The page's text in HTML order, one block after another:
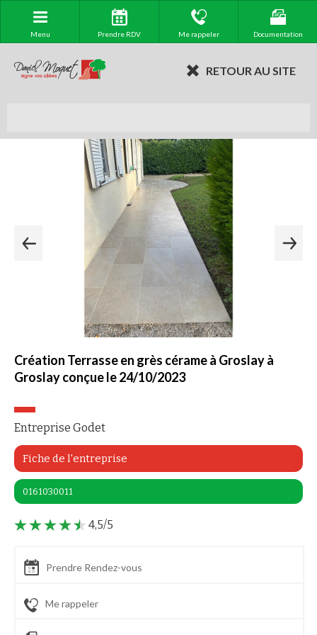
Menu Prendre RDV Me rappeler Documentation
RETOUR AU SITE
Création Terrasse en grès cérame à Groslay à
Groslay conçue le 24/10/2023
Entreprise Godet
Fiche de l'entreprise
0161030011
4,5/5
Prendre Rendez-vous
Me rappeler